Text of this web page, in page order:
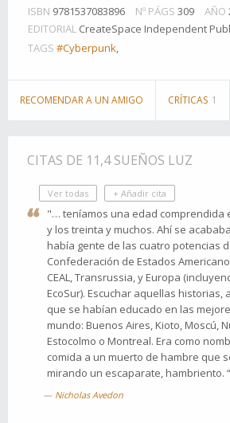
ISBN 9781537083896 Nº PÁGS 309 AÑO
EDITORIAL CreateSpace Independent
TAGS #Cyberpunk,
RECOMENDAR A UN AMIGO CRÍTICAS 1
CITAS DE 11,4 SUEÑOS LUZ
Ver todas + Añadir cita
"… teníamos una edad comprendida
y los treinta y muchos. Ahí se
había gente de las cuatro potencias
Confederación de Estados
CEAL, Transrussia, y Europa
EcoSur). Escuchar aquellas historias,
que se habían educado en las
mundo: Buenos Aires, Kioto, Moscú,
Estocolmo o Montreal. Era como
comida a un muerto de hambre que
mirando un escaparate, hambriento. “
Nicholas Avedon